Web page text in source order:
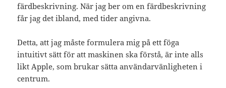
färdbeskrivning. När jag ber om en färdbeskrivning
får jag det ibland, med tider angivna.
Detta, att jag måste formulera mig på ett föga
intuitivt sätt för att maskinen ska förstå, är inte alls
likt Apple, som brukar sätta användarvänligheten i
centrum.